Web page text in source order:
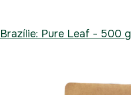
Brazílie: Pure Leaf - 500 g